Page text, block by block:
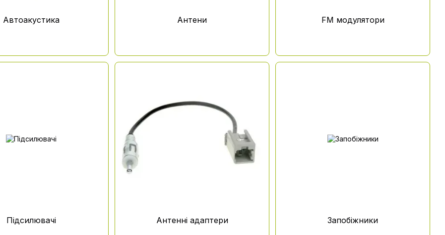
Автоакустика Антени FM модулятори
Підсилювачі Антенні адаптери Запобіжники